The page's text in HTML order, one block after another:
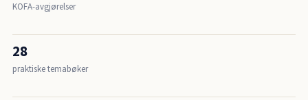
KOFA-avgjørelser
28
praktiske temabøker